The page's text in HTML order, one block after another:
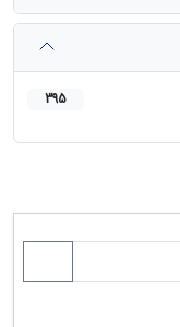
395